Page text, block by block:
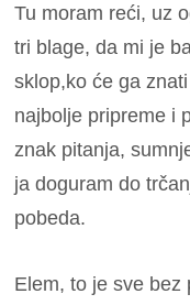
Tu moram reći, uz
tri blage, da mi je
sklop,ko će ga
najbolje pripreme i
znak pitanja,
ja doguram do
pobeda.
Elem, to je sve bez